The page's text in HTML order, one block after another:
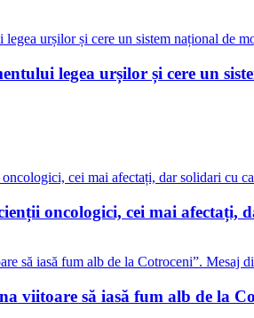
legea urșilor și cere un
oncologici, cei mai afectați,
viitoare să iasă fum alb de la